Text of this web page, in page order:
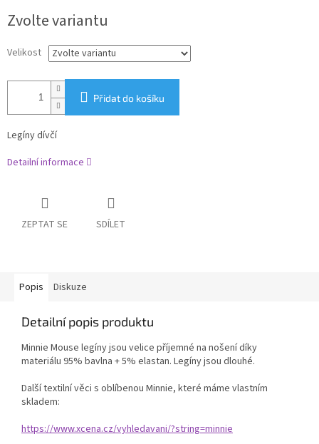
cena:
Zvolte variantu
Velikost
Přidat do košíku
Legíny dívčí
Detailní informace
ZEPTAT SE SDÍLET
Popis Diskuze
Detailní popis produktu
Minnie Mouse legíny jsou velice příjemné na nošení díky
materiálu 95% bavlna + 5% elastan. Legíny jsou dlouhé.
Další textilní věci s oblíbenou Minnie, které máme vlastním
skladem:
https://www.xcena.cz/vyhledavani/?string=minnie